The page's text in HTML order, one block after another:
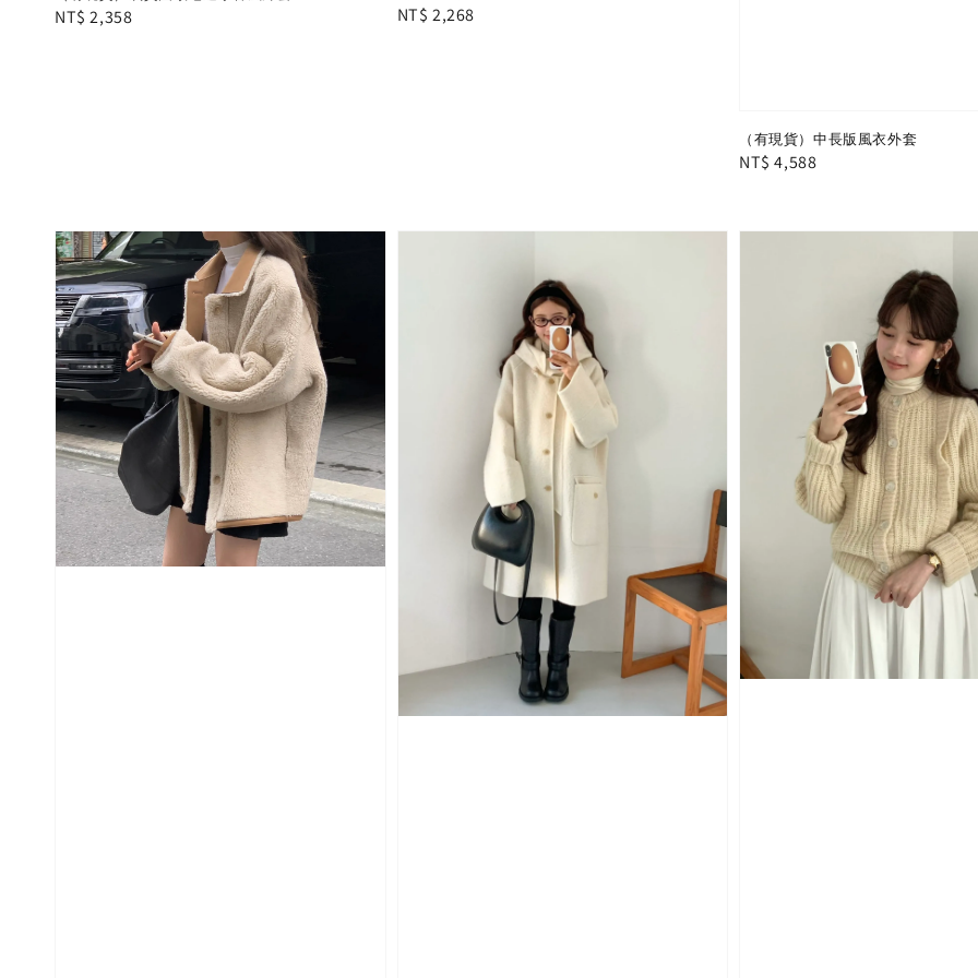
Regular
NT$ 2,358
Regular
NT$ 2,268
（有現貨）中長版風衣外套
Regular
NT$ 4,588